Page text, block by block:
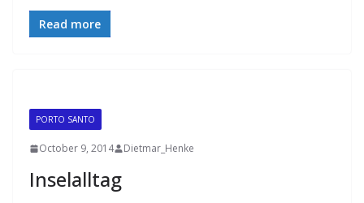
Read more
PORTO SANTO
October 9, 2014 Dietmar_Henke
Inselalltag